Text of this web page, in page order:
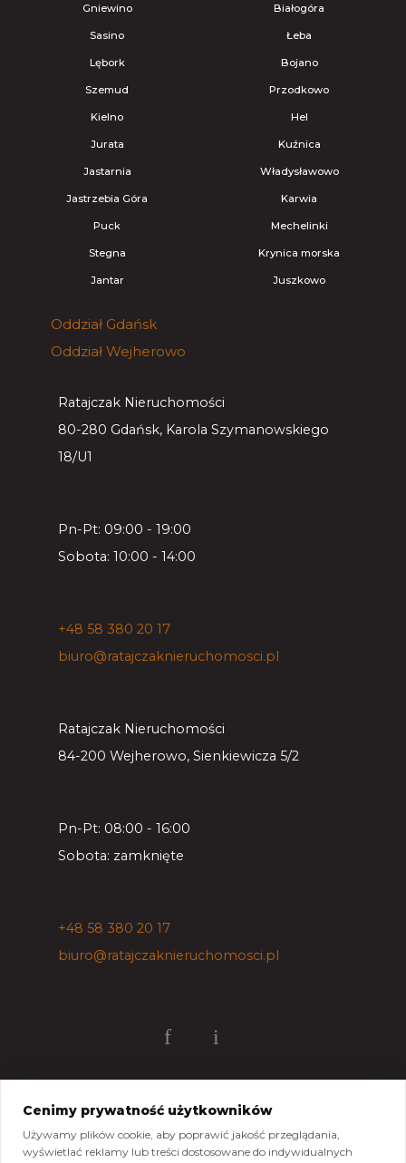
Gniewino Białogóra
Sasino Łeba
Lębork Bojano
Szemud Przodkowo
Kielno Hel
Jurata Kuźnica
Jastarnia Władysławowo
Jastrzebia Góra Karwia
Puck Mechelinki
Stegna Krynica morska
Jantar Juszkowo
Oddział Gdańsk
Oddział Wejherowo
Ratajczak Nieruchomości
80-280 Gdańsk, Karola Szymanowskiego
18/U1
Pn-Pt: 09:00 - 19:00
Sobota: 10:00 - 14:00
+48 58 380 20 17
biuro@ratajczaknieruchomosci.pl
Ratajczak Nieruchomości
84-200 Wejherowo, Sienkiewicza 5/2
Pn-Pt: 08:00 - 16:00
Sobota: zamknięte
+48 58 380 20 17
biuro@ratajczaknieruchomosci.pl
Mapa strony Pliki do pobrania
Polityka cookies Kontakt
Cenimy prywatność użytkowników
Używamy plików cookie, aby poprawić jakość przeglądania,
wyświetlać reklamy lub treści dostosowane do indywidualnych